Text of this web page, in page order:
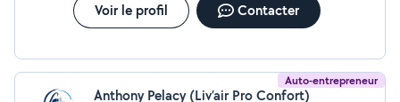
Voir le profil Contacter
Auto-entrepreneur
Anthony Pelacy (Liv’air Pro Confort)